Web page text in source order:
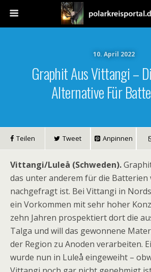
10. April 2022
Graphit Aus Vittangi –
Alternative Für
Teilen Tweet Anpinnen
Vittangi/Luleå (Schweden).
das unter anderem für die Batterien
nachgefragt ist. Bei Vittangi in
ein Vorkommen mit sehr hoher
zehn Jahren prospektiert dort die
Talga und will das gewonnene
der Region zu Anoden verarbeiten.
wurde nun in Luleå eingeweiht –